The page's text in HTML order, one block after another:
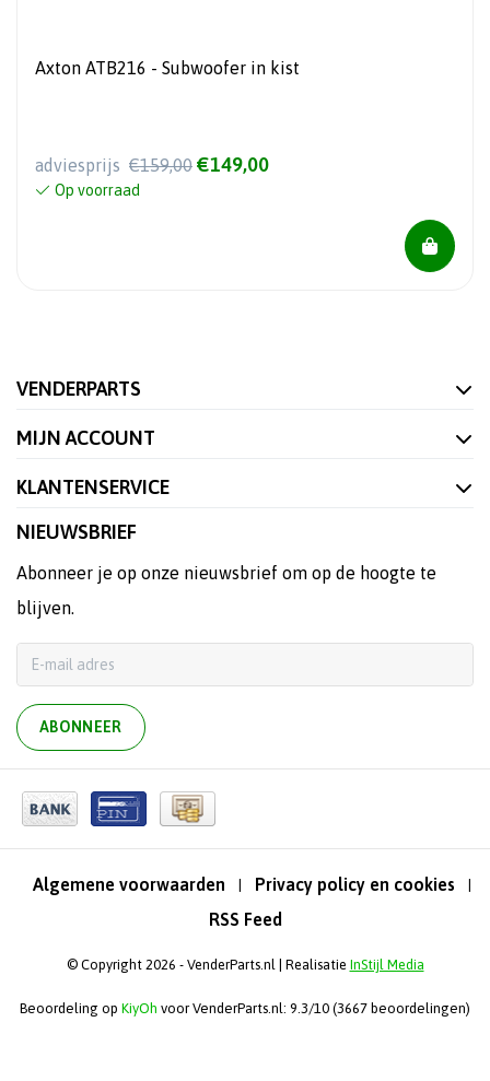
Axton ATB216 - Subwoofer in kist
adviesprijs €159,00 €149,00
Op voorraad
VENDERPARTS
MIJN ACCOUNT
KLANTENSERVICE
NIEUWSBRIEF
Abonneer je op onze nieuwsbrief om op de hoogte te
blijven.
ABONNEER
Algemene voorwaarden | Privacy policy en cookies |
RSS Feed
© Copyright 2026 - VenderParts.nl | Realisatie InStijl Media
Beoordeling op KiyOh voor VenderParts.nl: 9.3/10 (3667 beoordelingen)